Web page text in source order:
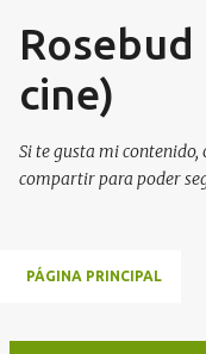
Ir
cine)
Si te gusta mi contenido,
compartir para poder
PÁGINA PRINCIPAL